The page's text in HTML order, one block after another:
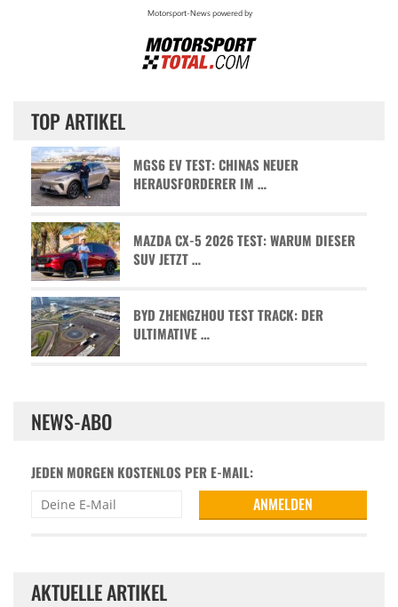
TOP ARTIKEL
MGS6 EV TEST: CHINAS NEUER
HERAUSFORDERER IM …
MAZDA CX-5 2026 TEST: WARUM DIESER
SUV JETZT …
BYD ZHENGZHOU TEST TRACK: DER
ULTIMATIVE …
NEWS-ABO
JEDEN MORGEN KOSTENLOS PER E-MAIL:
AKTUELLE ARTIKEL